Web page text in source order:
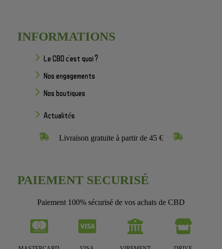
INFORMATIONS
Le CBD c'est quoi ?
Nos engagements
Nos boutiques
Actualités
Livraison gratuite à partir de 45 €
PAIEMENT SECURISÉ
Paiement 100% sécurisé de vos achats de CBD